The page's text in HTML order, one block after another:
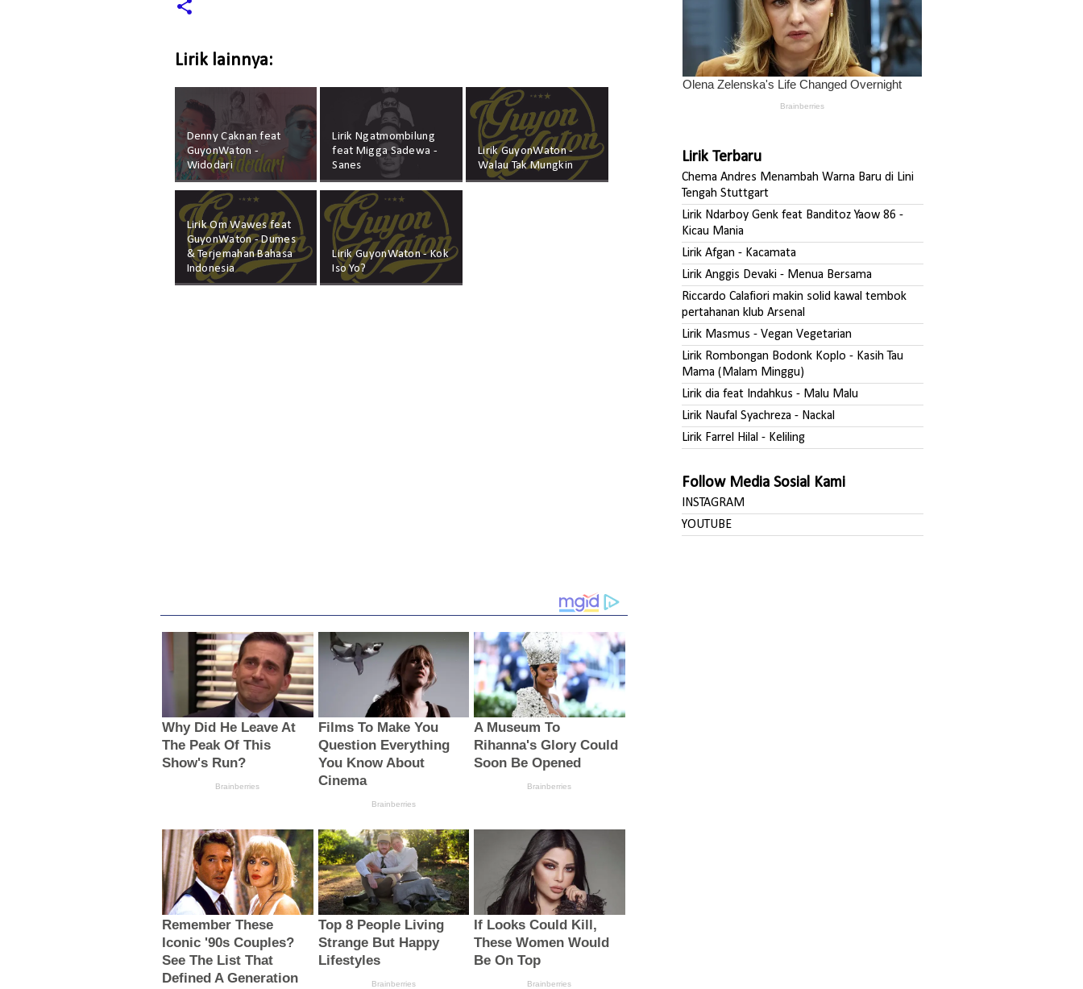
Lirik lainnya:
Denny Caknan feat
GuyonWaton -
Widodari
Lirik Ngatmombilung
feat Migga Sadewa -
Sanes
Lirik GuyonWaton -
Walau Tak Mungkin
Lirik Om Wawes feat
GuyonWaton - Dumes
& Terjemahan Bahasa
Indonesia
Lirik GuyonWaton - Kok
Iso Yo?
Lirik Terbaru
Chema Andres Menambah Warna Baru di Lini
Tengah Stuttgart
Lirik Ndarboy Genk feat Banditoz Yaow 86 -
Kicau Mania
Lirik Afgan - Kacamata
Lirik Anggis Devaki - Menua Bersama
Riccardo Calafiori makin solid kawal tembok
pertahanan klub Arsenal
Lirik Masmus - Vegan Vegetarian
Lirik Rombongan Bodonk Koplo - Kasih Tau
Mama (Malam Minggu)
Lirik dia feat Indahkus - Malu Malu
Lirik Naufal Syachreza - Nackal
Lirik Farrel Hilal - Keliling
Follow Media Sosial Kami
INSTAGRAM
YOUTUBE